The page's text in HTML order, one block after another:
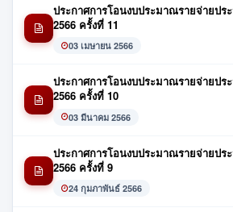
ประกาศการโอนงบประมาณรายจ่ายปร
2566 ครั้งที่ 11
03 เมษายน 2566
ประกาศการโอนงบประมาณรายจ่ายปร
2566 ครั้งที่ 10
03 มีนาคม 2566
ประกาศการโอนงบประมาณรายจ่ายปร
2566 ครั้งที่ 9
24 กุมภาพันธ์ 2566